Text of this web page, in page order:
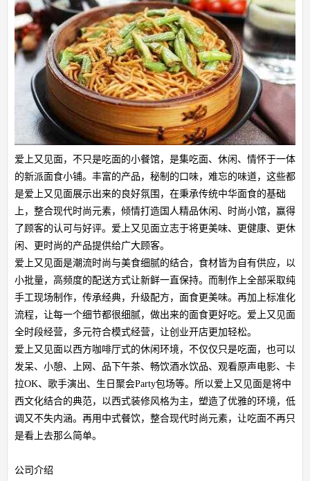
爱上又见面，不只是吃面的小餐馆，是集吃面、休闲、情怀于一体
的新派面食小铺。丰富的产品，秘制的口味，难忘的味道，这些都
是爱上又见面展示出来的良好氛围，在秉承传统中华面食的基础
上，整合现代时尚元素，倾情打造国人精品休闲、时尚小馆，赢得
了顾客的认可与好评。爱上又见面立志于将更美味、更健康、更休
闲、更时尚的产品提供给广大顾客。
爱上又见面是潮流时尚与美食细腻的结合，食材皆为自有供应，以
小批量，高频度的配送方式让新鲜一直保持。而制作上全部采取纯
手工现场制作，传承经典，升级配方，面食更美味。再加上标准化
流程，让每一个细节都很细腻，做出来的面食更好吃。爱上又见面
全时段经营，多元符合模式经营，让创业开店更加轻松。
爱上又见面以西方咖啡厅式的休闲环境，不仅仅只是吃面，也可以
发呆、小憩、上网、品下午茶、畅饮酒水饮品、观看原声电影、卡
拉OK、歌手演出、生日聚会Party包场等。所以爱上又见面是将中
西文化结合的典范，以西式装修风格为主，塑造了优雅的环境，低
调又不失内涵。再用中式餐饮，整合现代时尚元素，让吃面不再只
是看上去那么简单。
公司介绍